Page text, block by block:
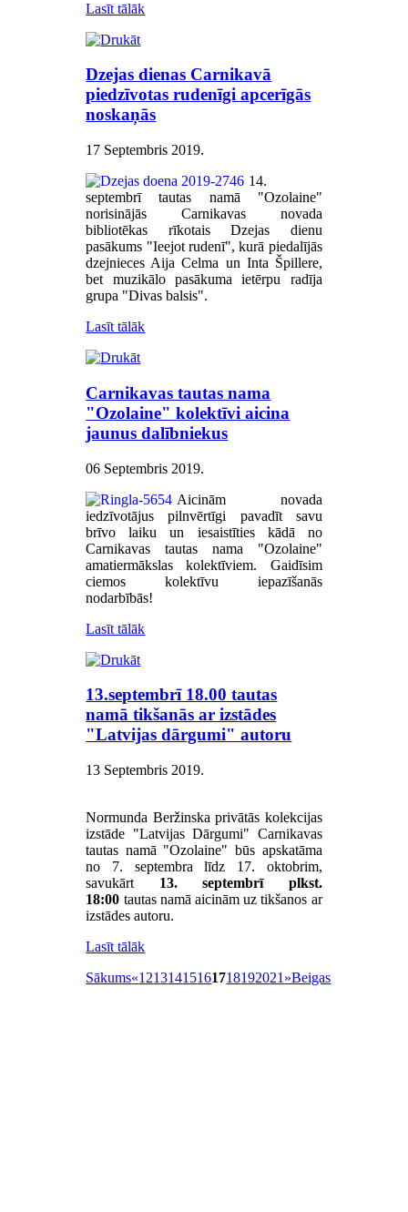
Lasīt tālāk
Dzejas dienas Carnikavā
piedzīvotas rudenīgi apcerīgās
noskaņās
17 Septembris 2019.
14.
septembrī tautas namā "Ozolaine"
norisinājās Carnikavas novada
bibliotēkas rīkotais Dzejas dienu
pasākums "Ieejot rudenī", kurā piedalījās
dzejnieces Aija Celma un Inta Špillere,
bet muzikālo pasākuma ietērpu radīja
grupa "Divas balsis".
Lasīt tālāk
Carnikavas tautas nama
"Ozolaine" kolektīvi aicina
jaunus dalībniekus
06 Septembris 2019.
Aicinām novada
iedzīvotājus pilnvērtīgi pavadīt savu
brīvo laiku un iesaistīties kādā no
Carnikavas tautas nama "Ozolaine"
amatiermākslas kolektīviem. Gaidīsim
ciemos kolektīvu iepazīšanās
nodarbībās!
Lasīt tālāk
13.septembrī 18.00 tautas
namā tikšanās ar izstādes
"Latvijas dārgumi" autoru
13 Septembris 2019.
Normunda Beržinska privātās kolekcijas
izstāde "Latvijas Dārgumi" Carnikavas
tautas namā "Ozolaine" būs apskatāma
no 7. septembra līdz 17. oktobrim,
savukārt 13. septembrī plkst.
18:00 tautas namā aicinām uz tikšanos ar
izstādes autoru.
Lasīt tālāk
Sākums«12131415161718192021 »Beigas